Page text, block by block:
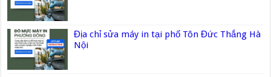
Địa chỉ sửa máy in tại phố Tôn Đức Thắng Hà
Nội